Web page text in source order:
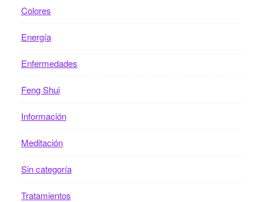
Colores
Energía
Enfermedades
Feng Shui
Información
Meditación
Sin categoría
Tratamientos